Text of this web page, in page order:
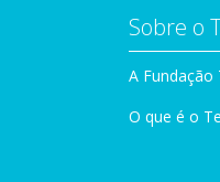
Sobre o
A Fundação
O que é o